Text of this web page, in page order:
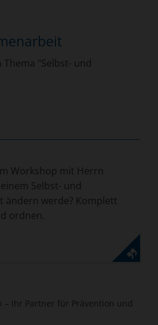
"Selbst- und
Workshop mit Herrn
Selbst- und
ändern werde? Komplett
ordnen.
– Ihr Partner für Prävention und